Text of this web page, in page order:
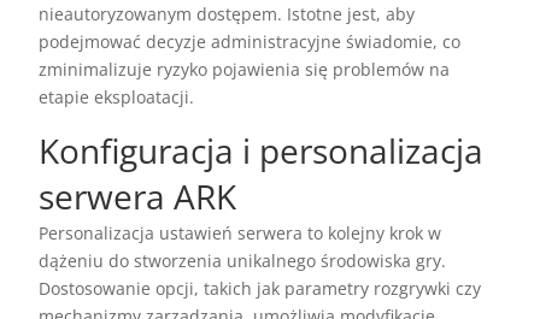
nieautoryzowanym dostępem. Istotne jest, aby
podejmować decyzje administracyjne świadomie, co
zminimalizuje ryzyko pojawienia się problemów na
etapie eksploatacji.
Konfiguracja i personalizacja
serwera ARK
Personalizacja ustawień serwera to kolejny krok w
dążeniu do stworzenia unikalnego środowiska gry.
Dostosowanie opcji, takich jak parametry rozgrywki czy